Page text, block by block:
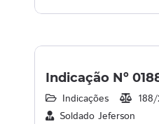
Indicação Nº
Indicações
Soldado Jeferson